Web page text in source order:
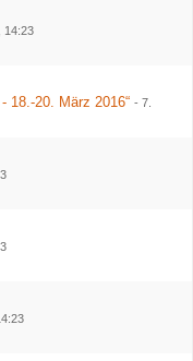
14:23
18.-20. März 2016“ - 7.